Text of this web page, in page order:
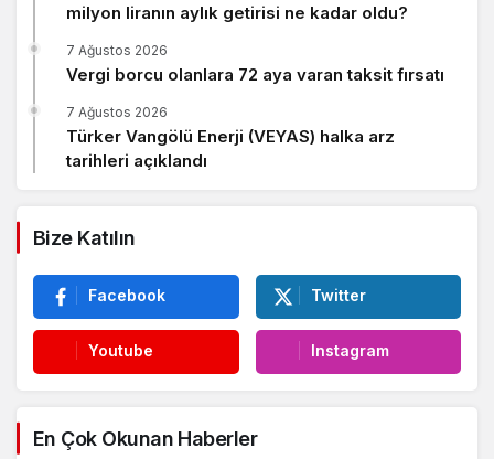
milyon liranın aylık getirisi ne kadar oldu?
Vergi borcu olanlara 72 aya varan taksit fırsatı
7 Ağustos 2026
Türker Vangölü Enerji (VEYAS) halka arz
tarihleri açıklandı
7 Ağustos 2026
Bize Katılın
Facebook Twitter
Youtube Instagram
En Çok Okunan Haberler